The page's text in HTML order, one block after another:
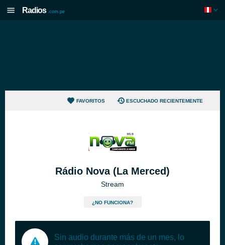
Radios .com.pe
FAVORITOS ESCUCHADO RECIENTEMENTE
Rádio Nova (La Merced)
Stream
¿NO FUNCIONA?
Sin audio durante más de un mes, lo